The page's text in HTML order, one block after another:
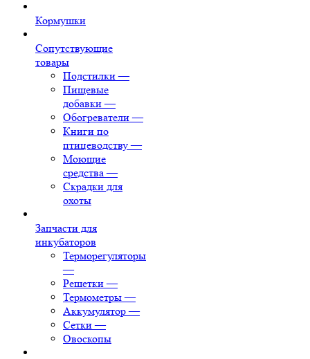
Кормушки
Сопутствующие
товары
Подстилки —
Пищевые
добавки —
Обогреватели —
Книги по
птицеводству —
Моющие
средства —
Скрадки для
охоты
Запчасти для
инкубаторов
Терморегуляторы
—
Решетки —
Термометры —
Аккумулятор —
Сетки —
Овоскопы